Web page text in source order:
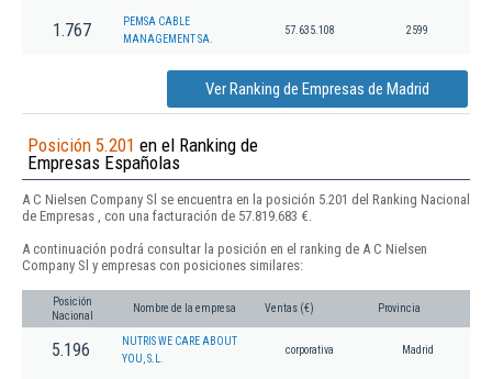
1.767
PEMSA CABLE
MANAGEMENT SA.
57.635.108 2599
Ver Ranking de Empresas de Madrid
Posición 5.201 en el Ranking de
Empresas Españolas
A C Nielsen Company Sl se encuentra en la posición 5.201 del Ranking Nacional
de Empresas , con una facturación de 57.819.683 €.
A continuación podrá consultar la posición en el ranking de A C Nielsen
Company Sl y empresas con posiciones similares:
Posición
Nacional
Nombre de la empresa Ventas (€) Provincia
5.196
NUTRIS WE CARE ABOUT
YOU, S.L.
corporativa Madrid